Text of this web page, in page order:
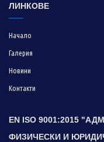
ЛИНКОВЕ
Начало
Галерия
Новини
Контакти
EN ISO 9001:2015
ФИЗИЧЕСКИ И